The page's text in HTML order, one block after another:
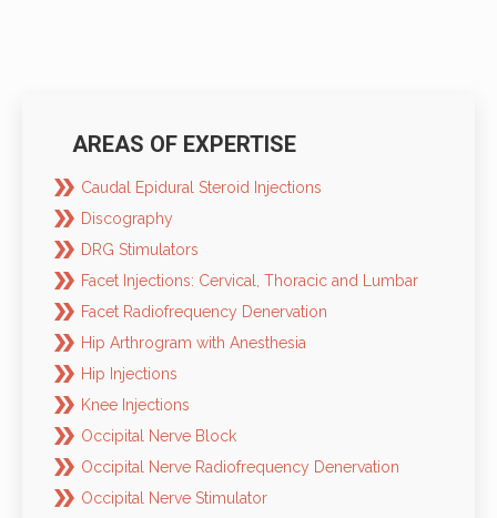
AREAS OF EXPERTISE
Caudal Epidural Steroid Injections
Discography
DRG Stimulators
Facet Injections: Cervical, Thoracic and Lumbar
Facet Radiofrequency Denervation
Hip Arthrogram with Anesthesia
Hip Injections
Knee Injections
Occipital Nerve Block
Occipital Nerve Radiofrequency Denervation
Occipital Nerve Stimulator